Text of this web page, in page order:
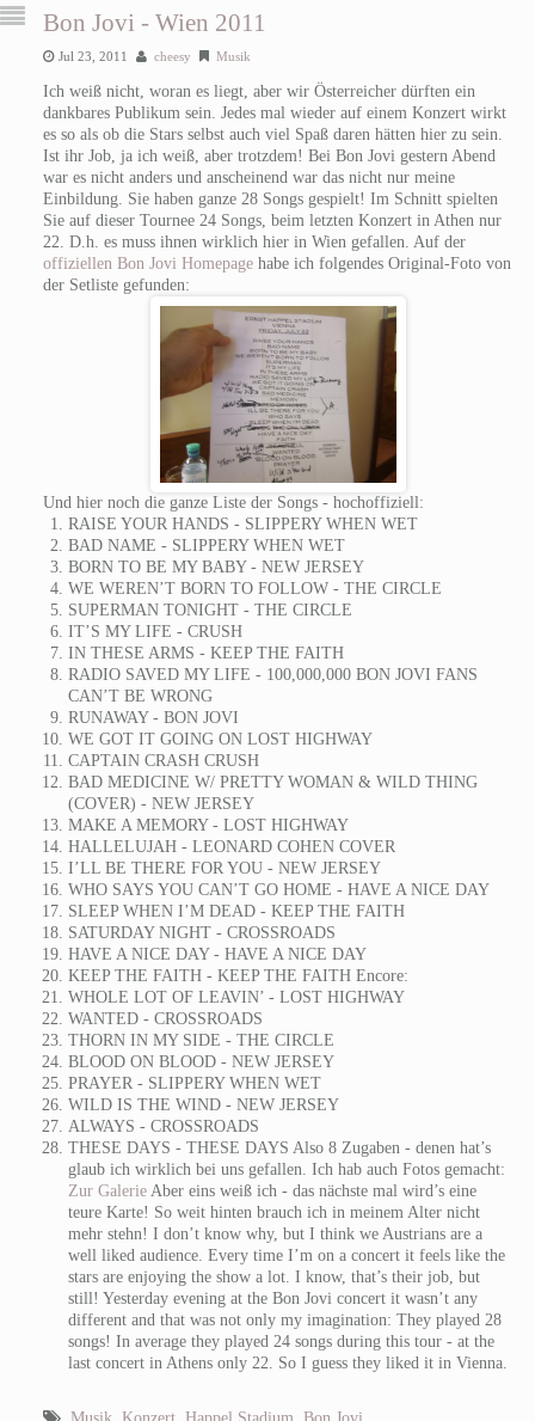
Bon Jovi - Wien 2011
Jul 23, 2011 cheesy Musik
Ich weiß nicht, woran es liegt, aber wir Österreicher dürften ein
dankbares Publikum sein. Jedes mal wieder auf einem Konzert wirkt
es so als ob die Stars selbst auch viel Spaß daren hätten hier zu sein.
Ist ihr Job, ja ich weiß, aber trotzdem! Bei Bon Jovi gestern Abend
war es nicht anders und anscheinend war das nicht nur meine
Einbildung. Sie haben ganze 28 Songs gespielt! Im Schnitt spielten
Sie auf dieser Tournee 24 Songs, beim letzten Konzert in Athen nur
22. D.h. es muss ihnen wirklich hier in Wien gefallen. Auf der
offiziellen Bon Jovi Homepagehabe ich folgendes Original-Foto von
der Setliste gefunden:
Und hier noch die ganze Liste der Songs - hochoffiziell:
RAISE YOUR HANDS - SLIPPERY WHEN WET
BAD NAME - SLIPPERY WHEN WET
BORN TO BE MY BABY - NEW JERSEY
WE WEREN’T BORN TO FOLLOW - THE CIRCLE
SUPERMAN TONIGHT - THE CIRCLE
IT’S MY LIFE - CRUSH
IN THESE ARMS - KEEP THE FAITH
RADIO SAVED MY LIFE - 100,000,000 BON JOVI FANS
CAN’T BE WRONG
RUNAWAY - BON JOVI
WE GOT IT GOING ON LOST HIGHWAY
CAPTAIN CRASH CRUSH
BAD MEDICINE W/ PRETTY WOMAN & WILD THING
(COVER) - NEW JERSEY
MAKE A MEMORY - LOST HIGHWAY
HALLELUJAH - LEONARD COHEN COVER
I’LL BE THERE FOR YOU - NEW JERSEY
WHO SAYS YOU CAN’T GO HOME - HAVE A NICE DAY
SLEEP WHEN I’M DEAD - KEEP THE FAITH
SATURDAY NIGHT - CROSSROADS
HAVE A NICE DAY - HAVE A NICE DAY
KEEP THE FAITH - KEEP THE FAITH Encore:
WHOLE LOT OF LEAVIN’ - LOST HIGHWAY
WANTED - CROSSROADS
THORN IN MY SIDE - THE CIRCLE
BLOOD ON BLOOD - NEW JERSEY
PRAYER - SLIPPERY WHEN WET
WILD IS THE WIND - NEW JERSEY
ALWAYS - CROSSROADS
THESE DAYS - THESE DAYS Also 8 Zugaben - denen hat’s
glaub ich wirklich bei uns gefallen. Ich hab auch Fotos gemacht:
Zur GalerieAber eins weiß ich - das nächste mal wird’s eine
teure Karte! So weit hinten brauch ich in meinem Alter nicht
mehr stehn! I don’t know why, but I think we Austrians are a
well liked audience. Every time I’m on a concert it feels like the
stars are enjoying the show a lot. I know, that’s their job, but
still! Yesterday evening at the Bon Jovi concert it wasn’t any
different and that was not only my imagination: They played 28
songs! In average they played 24 songs during this tour - at the
last concert in Athens only 22. So I guess they liked it in Vienna.